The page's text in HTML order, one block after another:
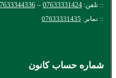
:: تلفن: 07633331424
–
:: نمابر: 07633331435
شماره حساب کانون